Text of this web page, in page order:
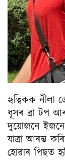
হৃত্বিকক নীলা
ধূসৰ ব্ৰা টপ আৰু
দুয়োজনে
যাত্ৰা আৰম্ভ
হোৱাৰ পিছত